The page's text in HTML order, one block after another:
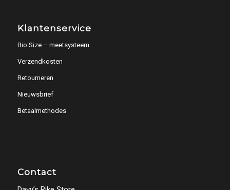
Klantenservice
Bio Size – meetsysteem
Verzendkosten
Retourneren
Nieuwsbrief
Betaalmethodes
Contact